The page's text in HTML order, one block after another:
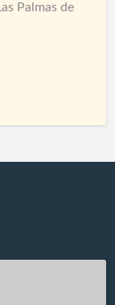
Palmas de